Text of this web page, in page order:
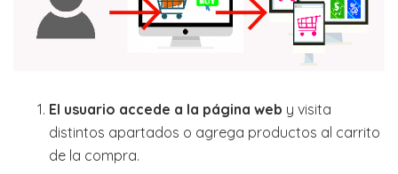
El usuario accede a la página web y visita
distintos apartados o agrega productos al carrito
de la compra.